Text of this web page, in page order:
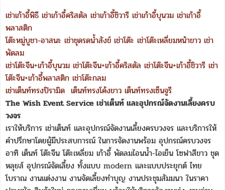
เช่าเก้าอี้พิธี เช่าเก้าอี้คริสตัล เช่าเก้าอี้ชิวารี เช่าเก้าอี้บุนวม เช่าเก้าอี้
พลาสติก
โต๊ะหมู่บูชา-อาสนะ เช่าชุดรดน้ำสังข์ เช่าโต๊ะ เช่าโต๊ะเหลี่ยมหน้าขาว เช่า
พัดลม
เช่าโต๊ะจีน+เก้าอี้บุนวม เช่าโต๊ะจีน+เก้าอี้คริสตัล เช่าโต๊ะจีน+เก้าอี้ชิวารี เช่า
โต๊ะจีน+เก้าอี้พลาสติก เช่าโต๊ะกลม
เช่าเต็นท์ทรงปิรามิด เต็นท์ทรงโค้งขาว เต็นท์ทรงเซ็นจูรี
The Wish Event Service เช่าเต็นท์ และอุปกรณ์จัดงานเลี้ยงครบ
วงจร
เราให้บริการ เช่าเต็นท์ และอุปกรณ์จัดงานเลี้ยงครบวงจร และบริการให้
คำปรึกษาโดยผู้มีประสบการณ์ ในการจัดงานพร้อม อุปกรณ์ครบวงจร
อาทิ เต็นท์ โต๊ะจีน โต๊ะเหลี่ยม เก้าอี้ พัดลมไอนน้ำ-ไอเย็น โซฟาสีขาว ชุด
หลุยส์ อุปกรณ์จัดเลี้ยง ทั้งแบบ modern และแบบประยุกต์ ไทย
โบราณ งานแต่งงาน งานจัดเลี้ยงทำบุญ งานประชุมสัมมนา ในราคา